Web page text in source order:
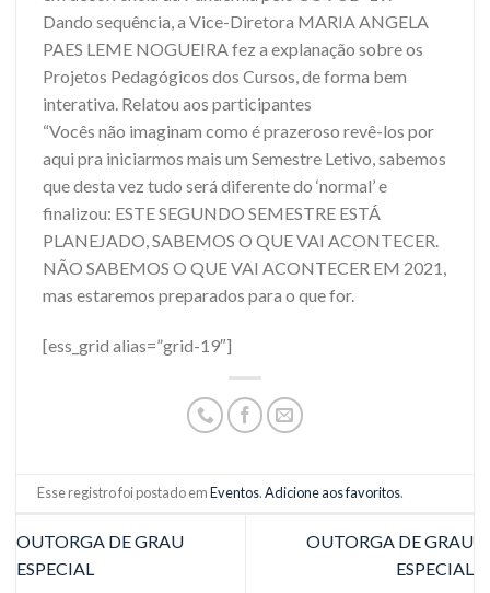
Dando sequência, a Vice-Diretora MARIA ANGELA
PAES LEME NOGUEIRA fez a explanação sobre os
Projetos Pedagógicos dos Cursos, de forma bem
interativa. Relatou aos participantes
“Vocês não imaginam como é prazeroso revê-los por
aqui pra iniciarmos mais um Semestre Letivo, sabemos
que desta vez tudo será diferente do ‘normal’ e
finalizou: ESTE SEGUNDO SEMESTRE ESTÁ
PLANEJADO, SABEMOS O QUE VAI ACONTECER.
NÃO SABEMOS O QUE VAI ACONTECER EM 2021,
mas estaremos preparados para o que for.
[ess_grid alias=”grid-19″]
Esse registro foi postado emEventos.Adicione aos favoritos.
OUTORGA DE GRAU
ESPECIAL
OUTORGA DE GRAU
ESPECIAL